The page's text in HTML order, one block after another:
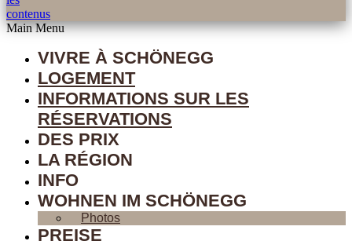
contenus
Main Menu
VIVRE À SCHÖNEGG
LOGEMENT
INFORMATIONS SUR LES
RÉSERVATIONS
DES PRIX
LA RÉGION
INFO
WOHNEN IM SCHÖNEGG
Photos
PREISE